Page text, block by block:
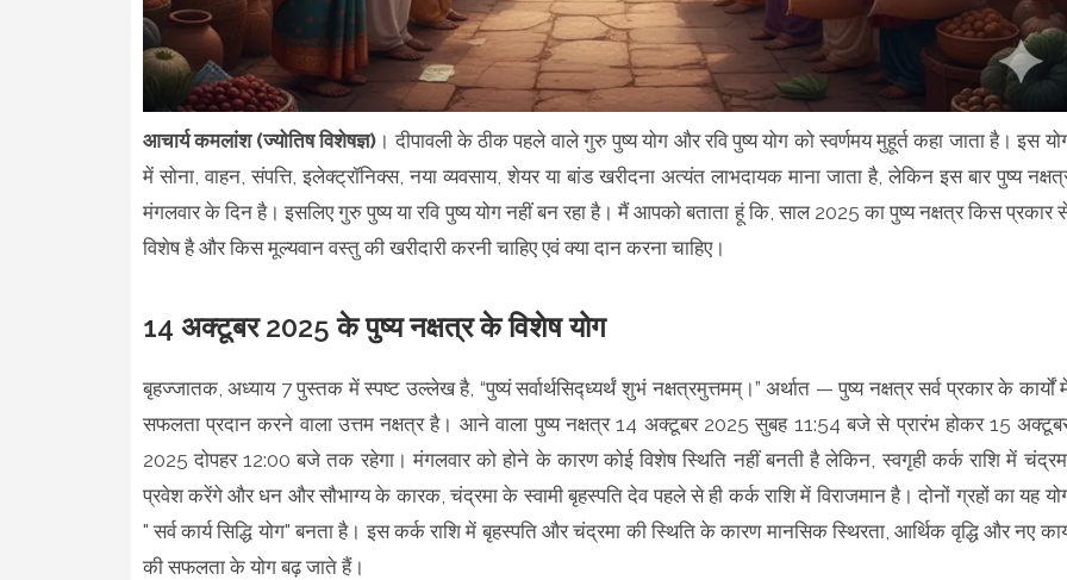
आचार्य कमलांश (ज्योतिष विशेषज्ञ) । दीपावली के ठीक पहले वाले गुरु पुष्य योग और रवि पुष्य योग को स्वर्णमय मुहूर्त कहा जाता है। इस
में सोना, वाहन, संपत्ति, इलेक्ट्रॉनिक्स, नया व्यवसाय, शेयर या बांड खरीदना अत्यंत लाभदायक माना जाता है, लेकिन इस बार पुष्य
मंगलवार के दिन है। इसलिए गुरु पुष्य या रवि पुष्य योग नहीं बन रहा है। मैं आपको बताता हूं कि, साल 2025 का पुष्य नक्षत्र किस प्रकार
विशेष है और किस मूल्यवान वस्तु की खरीदारी करनी चाहिए एवं क्या दान करना चाहिए।
14 अक्टूबर 2025 के पुष्य नक्षत्र के विशेष योग
बृहज्जातक, अध्याय 7 पुस्तक में स्पष्ट उल्लेख है, “पुष्यं सर्वार्थसिद्ध्यर्थं शुभं नक्षत्रमुत्तमम्।” अर्थात — पुष्य नक्षत्र सर्व प्रकार के कार्यों
सफलता प्रदान करने वाला उत्तम नक्षत्र है। आने वाला पुष्य नक्षत्र 14 अक्टूबर 2025 सुबह 11:54 बजे से प्रारंभ होकर 15
2025 दोपहर 12:00 बजे तक रहेगा। मंगलवार को होने के कारण कोई विशेष स्थिति नहीं बनती है लेकिन, स्वगृही कर्क राशि में
प्रवेश करेंगे और धन और सौभाग्य के कारक, चंद्रमा के स्वामी बृहस्पति देव पहले से ही कर्क राशि में विराजमान है। दोनों ग्रहों का यह
" सर्व कार्य सिद्धि योग" बनता है। इस कर्क राशि में बृहस्पति और चंद्रमा की स्थिति के कारण मानसिक स्थिरता, आर्थिक वृद्धि और नए
की सफलता के योग बढ़ जाते हैं।